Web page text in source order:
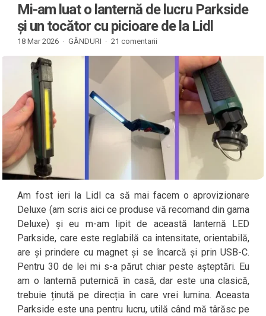
Mi-am luat o lanternă de lucru Parkside
și un tocător cu picioare de la Lidl
18 Mar 2026 · GÂNDURI · 21 comentarii
Am fost ieri la Lidl ca să mai facem o aprovizionare
Deluxe (am scris aici ce produse vă recomand din gama
Deluxe) și eu m-am lipit de această lanternă LED
Parkside, care este reglabilă ca intensitate, orientabilă,
are și prindere cu magnet și se încarcă și prin USB-C.
Pentru 30 de lei mi s-a părut chiar peste așteptări. Eu
am o lanternă puternică în casă, dar este una clasică,
trebuie ținută pe direcția în care vrei lumina. Aceasta
Parkside este una pentru lucru, utilă când mă târăsc pe